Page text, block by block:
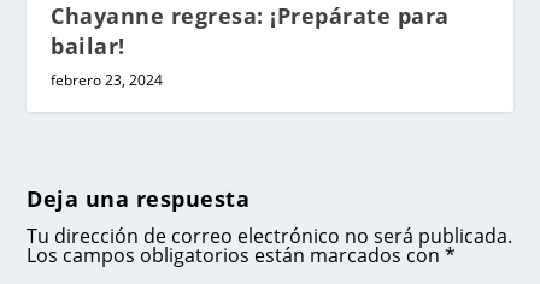
Chayanne regresa: ¡Prepárate para
bailar!
febrero 23, 2024
Deja una respuesta
Tu dirección de correo electrónico no será publicada.
Los campos obligatorios están marcados con*